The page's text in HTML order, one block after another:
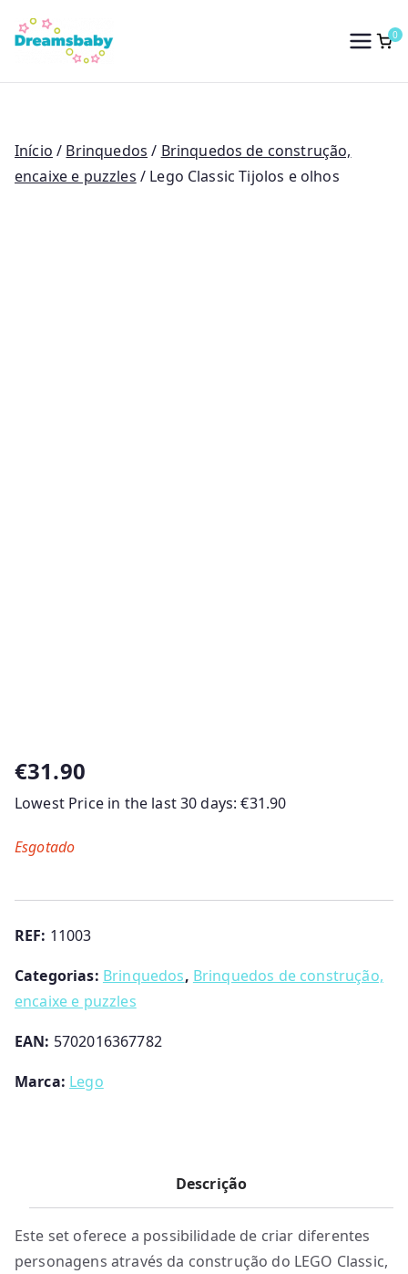
para
conteúdo
Dreams Baby
0
Início / Brinquedos / Brinquedos de construção,
encaixe e puzzles / Lego Classic Tijolos e olhos
€31.90
Lowest Price in the last 30 days:€31.90
Esgotado
REF: 11003
Categorias: Brinquedos, Brinquedos de construção,
encaixe e puzzles
EAN: 5702016367782
Marca: Lego
Descrição
Este set oferece a possibilidade de criar diferentes
personagens através da construção do LEGO Classic,